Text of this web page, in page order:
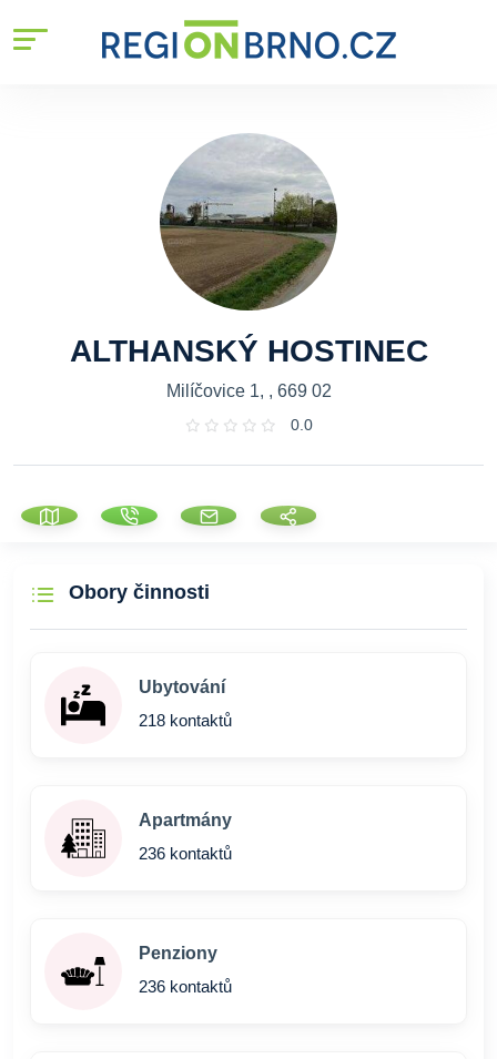
ALTHANSKÝ HOSTINEC
Milíčovice 1, , 669 02
0.0
Obory činnosti
Ubytování
218 kontaktů
Apartmány
236 kontaktů
Penziony
236 kontaktů